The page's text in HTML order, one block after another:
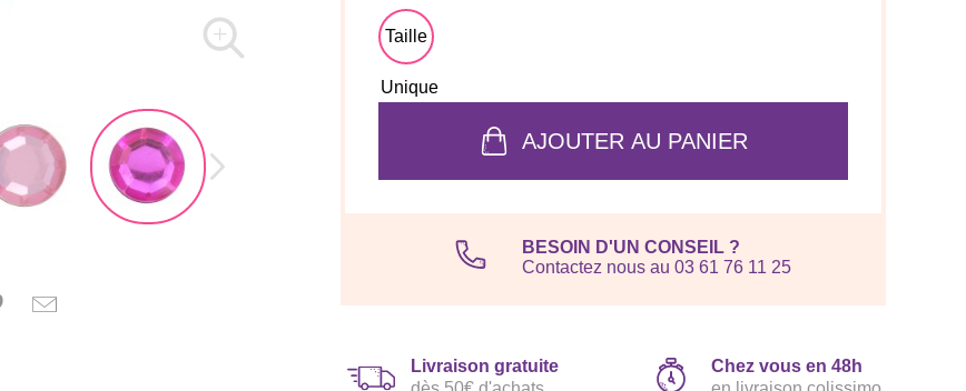
Taille
Unique
AJOUTER AU PANIER
BESOIN D'UN CONSEIL ?
Contactez nous au 03 61 76 11 25
Livraison gratuite
Chez vous en 48h